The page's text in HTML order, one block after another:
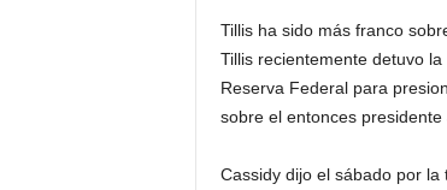
Tillis ha sido más franco
Tillis recientemente detuvo
Reserva Federal para
sobre el entonces presidente
Cassidy dijo el sábado por la